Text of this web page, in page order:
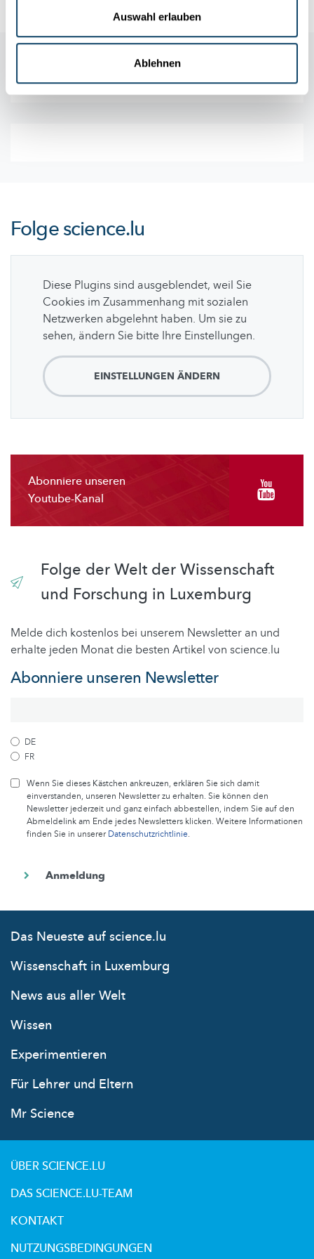
Auswahl erlauben
Ablehnen
Folgescience.lu
Diese Plugins sind ausgeblendet, weil Sie
Cookies im Zusammenhang mit sozialen
Netzwerken abgelehnt haben. Um sie zu
sehen, ändern Sie bitte Ihre Einstellungen.
EINSTELLUNGEN ÄNDERN
Abonniere unseren
Youtube-Kanal
Folge der Welt der Wissenschaft
und Forschung in Luxemburg
Melde dich kostenlos bei unserem Newsletter an und
erhalte jeden Monat die besten Artikel von science.lu
Abonniere unseren Newsletter
DE
FR
Wenn Sie dieses Kästchen ankreuzen, erklären Sie sich damit
einverstanden, unseren Newsletter zu erhalten. Sie können den
Newsletter jederzeit und ganz einfach abbestellen, indem Sie auf den
Abmeldelink am Ende jedes Newsletters klicken. Weitere Informationen
finden Sie in unsererDatenschutzrichtlinie.
Das Neueste auf science.lu
Wissenschaft in Luxemburg
News aus aller Welt
Wissen
Experimentieren
Für Lehrer und Eltern
Mr Science
ÜBER SCIENCE.LU
DAS SCIENCE.LU-TEAM
KONTAKT
NUTZUNGSBEDINGUNGEN